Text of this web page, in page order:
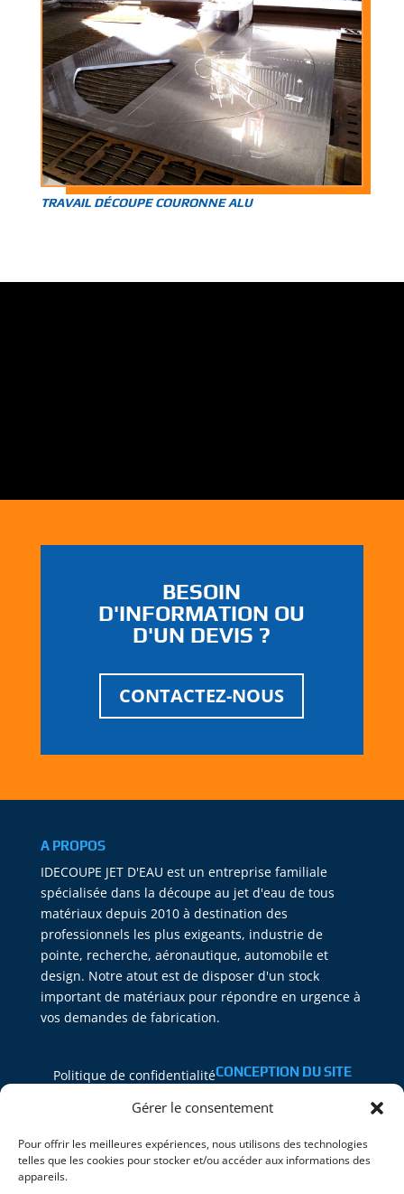
Gérer le consentement
Pour offrir les meilleures expériences, nous utilisons des technologies
telles que les cookies pour stocker et/ou accéder aux informations des
appareils.
TRAVAIL DÉCOUPE COURONNE ALU
BESOIN
D'INFORMATION OU
D'UN DEVIS ?
CONTACTEZ-NOUS
A PROPOS
IDECOUPE JET D'EAU est un entreprise familiale
spécialisée dans la découpe au jet d'eau de tous
matériaux depuis 2010 à destination des
professionnels les plus exigeants, industrie de
pointe, recherche, aéronautique, automobile et
design. Notre atout est de disposer d'un stock
important de matériaux pour répondre en urgence à
vos demandes de fabrication.
Politique de confidentialité
Mentions Légales
CONCEPTION DU SITE